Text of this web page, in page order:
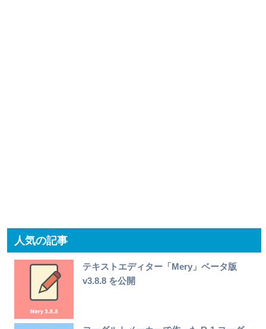
人気の記事
テキストエディター「Mery」ベータ版
v3.8.8 を公開